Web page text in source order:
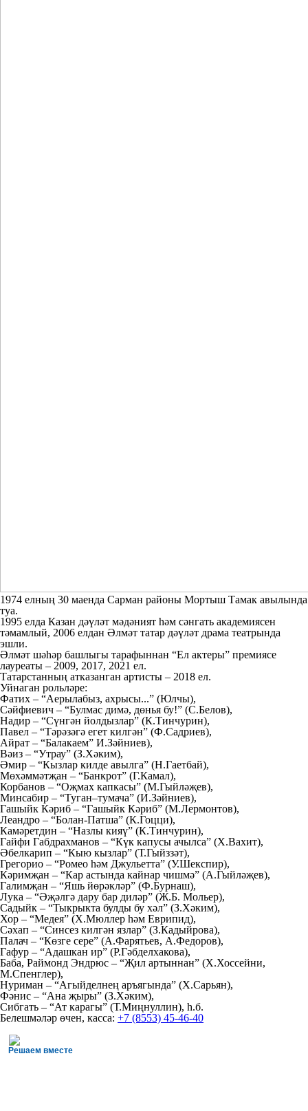
1974 елның 30 маенда Сарман районы Мортыш Тамак авылында
туа.
1995 елда Казан дәүләт мәдәният һәм сәнгать академиясен
тәмамлый, 2006 елдан Әлмәт татар дәүләт драма театрында
эшли.
Әлмәт шәһәр башлыгы тарафыннан “Ел актеры” премиясе
лауреаты – 2009, 2017, 2021 ел.
Татарстанның атказанган артисты – 2018 ел.
Уйнаган рольләре:
Фатих – “Аерылабыз, ахрысы...” (Юлчы),
Сәйфиевич – “Булмас димә, дөнья бу!” (С.Белов),
Надир – “Сүнгән йолдызлар” (К.Тинчурин),
Павел – “Тәрәзәгә егет килгән” (Ф.Садриев),
Айрат – “Балакаем” И.Зәйниев),
Вәиз – “Утрау” (З.Хәким),
Әмир – “Кызлар килде авылга” (Н.Гаетбай),
Мөхәммәтҗан – “Банкрот” (Г.Камал),
Корбанов – “Оҗмах капкасы” (М.Гыйләҗев),
Минсабир – “Туган–тумача” (И.Зәйниев),
Гашыйк Кәриб – “Гашыйк Кәриб” (М.Лермонтов),
Леандро – “Болан-Патша” (К.Гоцци),
Камәретдин – “Назлы кияү” (К.Тинчурин),
Гайфи Габдрахманов – “Күк капусы ачылса” (Х.Вахит),
Әбелкарип – “Кыю кызлар” (Т.Гыйззәт),
Грегорио – “Ромео һәм Джульетта” (У.Шекспир),
Кәримҗан – “Кар астында кайнар чишмә” (А.Гыйләҗев),
Галимҗан – “Яшь йөрәкләр” (Ф.Бурнаш),
Лука – “Әҗәлгә дару бар диләр” (Ж.Б. Мольер),
Садыйк – “Тыкрыкта булды бу хәл” (З.Хәким),
Хор – “Медея” (Х.Мюллер hәм Еврипид),
Сәхап – “Синсез килгән язлар” (З.Кадыйрова),
Палач – “Көзге сере” (А.Фарятьев, А.Федоров),
Гафур – “Адашкан ир” (Р.Гәбделхакова),
Баба, Раймонд Эндрюс – “Җил артыннан” (Х.Хоссейни,
М.Спенглер),
Нуриман – “Агыйделнең аръягында” (Х.Сарьян),
Фәнис – “Ана җыры” (З.Хәким),
Сибгать – “Ат карагы” (Т.Миңнуллин), һ.б.
Белешмәләр өчен, касса: +7 (8553) 45-46-40
Решаем вместе